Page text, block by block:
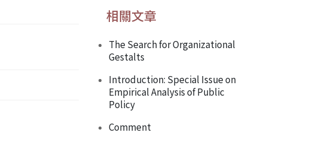
相關文章
The Search for Organizational
Gestalts
Introduction: Special Issue on
Empirical Analysis of Public
Policy
Comment